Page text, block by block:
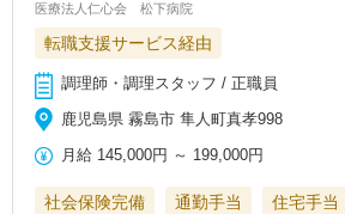
医療法人仁心会 松下病院
転職支援サービス経由
調理師・調理スタッフ / 正職員
鹿児島県 霧島市 隼人町真孝998
月給 145,000円 ～ 199,000円
社会保険完備 通勤手当
住宅手当